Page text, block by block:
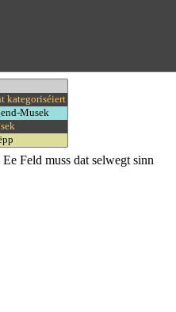
Ee Feld muss dat selwegt sinn